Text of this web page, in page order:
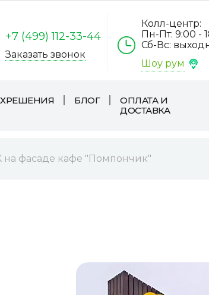
+7 (499) 112-33-44
Заказать звонок
Колл-центр:
Пн-Пт: 9:00 -
Сб-Вс:
Шоу рум
БЛОГ
ОПЛАТА И
ДОСТАВКА
фасаде кафе "Помпончик"